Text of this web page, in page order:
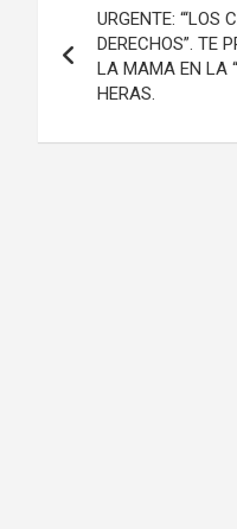
de
entradas
URGENTE: “‘LOS
DERECHOS”. TE
LA MAMA EN LA
HERAS.